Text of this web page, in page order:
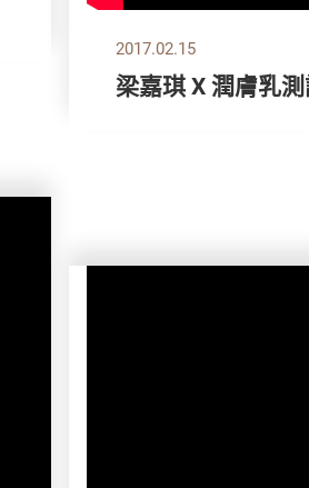
2017.02.15
梁嘉琪 X 潤膚乳